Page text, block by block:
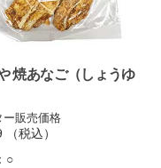
焼あなご（しょうゆ
ー販売価格
（税込）
○